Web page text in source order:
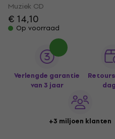
Muziek CD
€ 14,10
Op voorraad
Verlengde garantie
van 3 jaar
+3 miljoen klanten